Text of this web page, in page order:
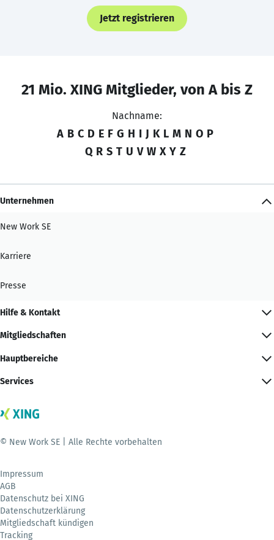
Jetzt registrieren
21 Mio. XING Mitglieder, von A bis Z
Nachname:
A B C D E F G H I J K L M N O P
Q R S T U V W X Y Z
Unternehmen
New Work SE
Karriere
Presse
Hilfe & Kontakt
Mitgliedschaften
Hauptbereiche
Services
© New Work SE | Alle Rechte vorbehalten
Impressum
AGB
Datenschutz bei XING
Datenschutzerklärung
Mitgliedschaft kündigen
Tracking